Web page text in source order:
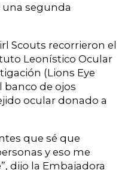
segunda
Scouts recorrieron el
Leonístico Ocular
(Lions Eye
banco de ojos
ocular donado a
que sé que
y eso me
dijo la Embajadora